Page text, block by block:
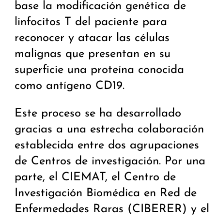
base la modificación genética de
linfocitos T del paciente para
reconocer y atacar las células
malignas que presentan en su
superficie una proteína conocida
como antígeno CD19.
Este proceso se ha desarrollado
gracias a una estrecha colaboración
establecida entre dos agrupaciones
de Centros de investigación. Por una
parte, el CIEMAT, el Centro de
Investigación Biomédica en Red de
Enfermedades Raras (CIBERER) y el